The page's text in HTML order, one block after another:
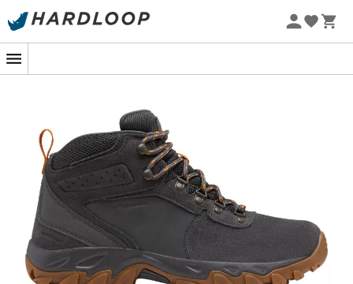
-5% Extra - Code Summer5